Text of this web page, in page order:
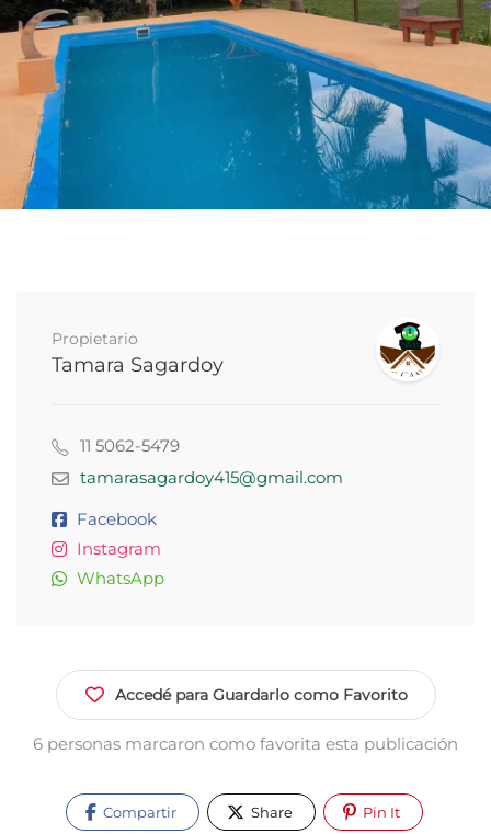
Propietario
Tamara Sagardoy
11 5062-5479
tamarasagardoy415@gmail.com
Facebook
Instagram
WhatsApp
Accedé para Guardarlo como Favorito
6 personas marcaron como favorita esta publicación
Compartir Share Pin It